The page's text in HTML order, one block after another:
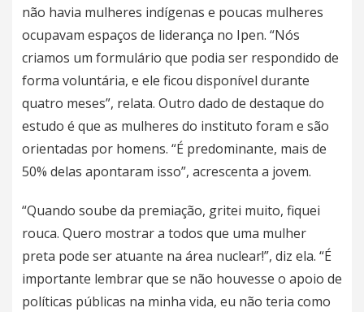
não havia mulheres indígenas e poucas mulheres
ocupavam espaços de liderança no Ipen. “Nós
criamos um formulário que podia ser respondido de
forma voluntária, e ele ficou disponível durante
quatro meses”, relata. Outro dado de destaque do
estudo é que as mulheres do instituto foram e são
orientadas por homens. “É predominante, mais de
50% delas apontaram isso”, acrescenta a jovem.
“Quando soube da premiação, gritei muito, fiquei
rouca. Quero mostrar a todos que uma mulher
preta pode ser atuante na área nuclear!”, diz ela. “É
importante lembrar que se não houvesse o apoio de
políticas públicas na minha vida, eu não teria como